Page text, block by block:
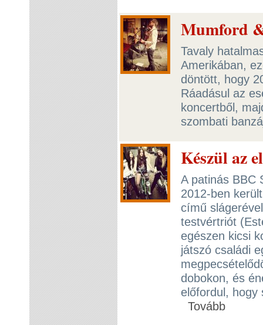
Mumford
Tavaly
Amerikában,
döntött, hogy
Ráadásul az
koncertből,
szombati
Készül az
A patinás BBC
2012-ben
című
testvértriót
egészen kicsi
játszó családi
dobokon, és
előfordul, hogy
Tovább